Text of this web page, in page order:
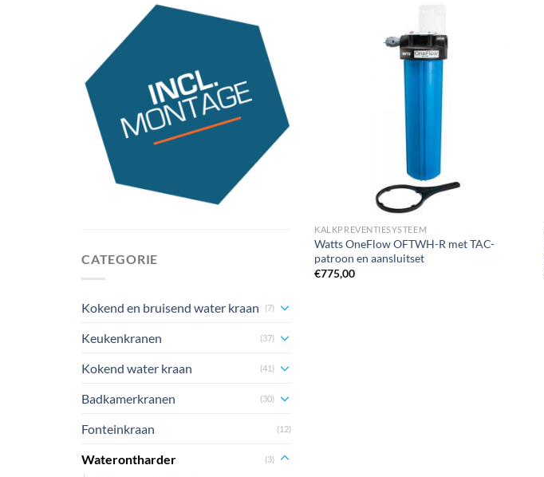
CATEGORIE
Kokend en bruisend water kraan (7)
Keukenkranen (37)
Kokend water kraan (41)
Badkamerkranen (30)
Fonteinkraan (12)
Waterontharder (3)
KALKPREVENTIESYSTEEM
Watts OneFlow OFTWH-R met TAC-
patroon en aansluitset
€775,00